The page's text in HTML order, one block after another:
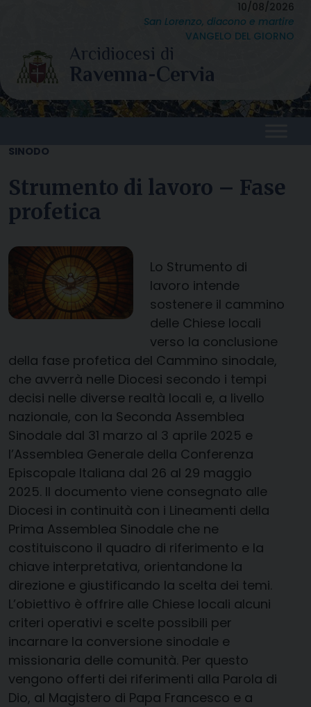
content
10/08/2026
San Lorenzo, diacono e martire
VANGELO DEL GIORNO
SINODO
Strumento di lavoro – Fase
profetica
Lo Strumento di
lavoro intende
sostenere il cammino
delle Chiese locali
verso la conclusione
della fase profetica del Cammino sinodale,
che avverrà nelle Diocesi secondo i tempi
decisi nelle diverse realtà locali e, a livello
nazionale, con la Seconda Assemblea
Sinodale dal 31 marzo al 3 aprile 2025 e
l’Assemblea Generale della Conferenza
Episcopale Italiana dal 26 al 29 maggio
2025. Il documento viene consegnato alle
Diocesi in continuità con i Lineamenti della
Prima Assemblea Sinodale che ne
costituiscono il quadro di riferimento e la
chiave interpretativa, orientandone la
direzione e giustificando la scelta dei temi.
L’obiettivo è offrire alle Chiese locali alcuni
criteri operativi e scelte possibili per
incarnare la conversione sinodale e
missionaria delle comunità. Per questo
vengono offerti dei riferimenti alla Parola di
Dio, al Magistero di Papa Francesco e a